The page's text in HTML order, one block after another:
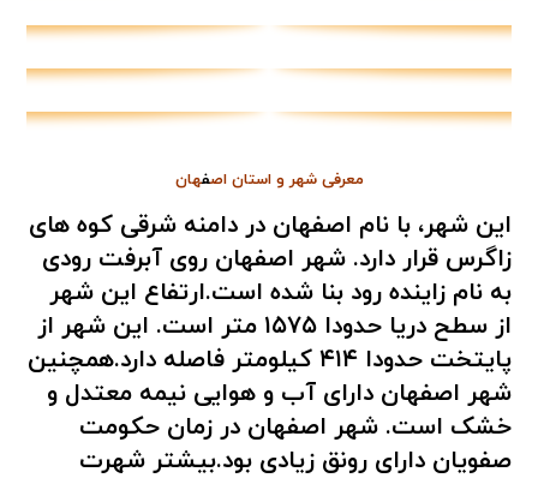
معرفی شهر و استان اصفهان
این شهر، با نام اصفهان در دامنه شرقی کوه های
زاگرس قرار دارد. شهر اصفهان روی آبرفت رودی
به نام زاینده رود بنا شده است.ارتفاع این شهر
از سطح دریا حدودا ۱۵۷۵ متر است. این شهر از
پایتخت حدودا ۴۱۴ کیلومتر فاصله دارد.همچنین
شهر اصفهان دارای آب و هوایی نیمه معتدل و
خشک است. شهر اصفهان در زمان حکومت
صفویان دارای رونق زیادی بود.بیشتر شهرت